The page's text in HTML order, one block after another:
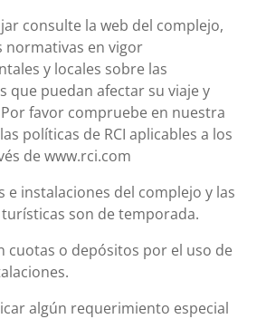
consulte la web del complejo,
normativas en vigor
y locales sobre las
que puedan afectar su viaje y
favor compruebe en nuestra
políticas de RCI aplicables a los
de www.rci.com
e instalaciones del complejo y las
son de temporada.
cuotas o depósitos por el uso de
algún requerimiento especial